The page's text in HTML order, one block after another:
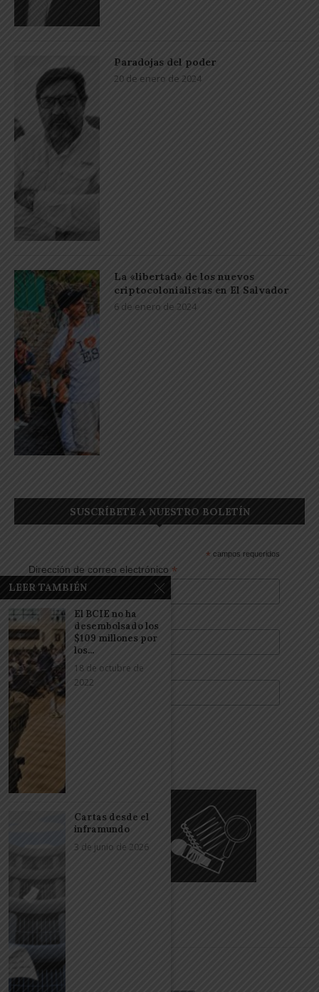
Paradojas del poder
20 de enero de 2024
La «libertad» de los nuevos
criptocolonialistas en El Salvador
6 de enero de 2024
SUSCRÍBETE A NUESTRO BOLETÍN
* campos requeridos
Dirección de correo electrónico *
Nombre
Apellidos
LEER TAMBIÉN
El BCIE no ha
desembolsado los
$109 millones por
los...
18 de octubre de
2022
Cartas desde el
inframundo
3 de junio de 2026